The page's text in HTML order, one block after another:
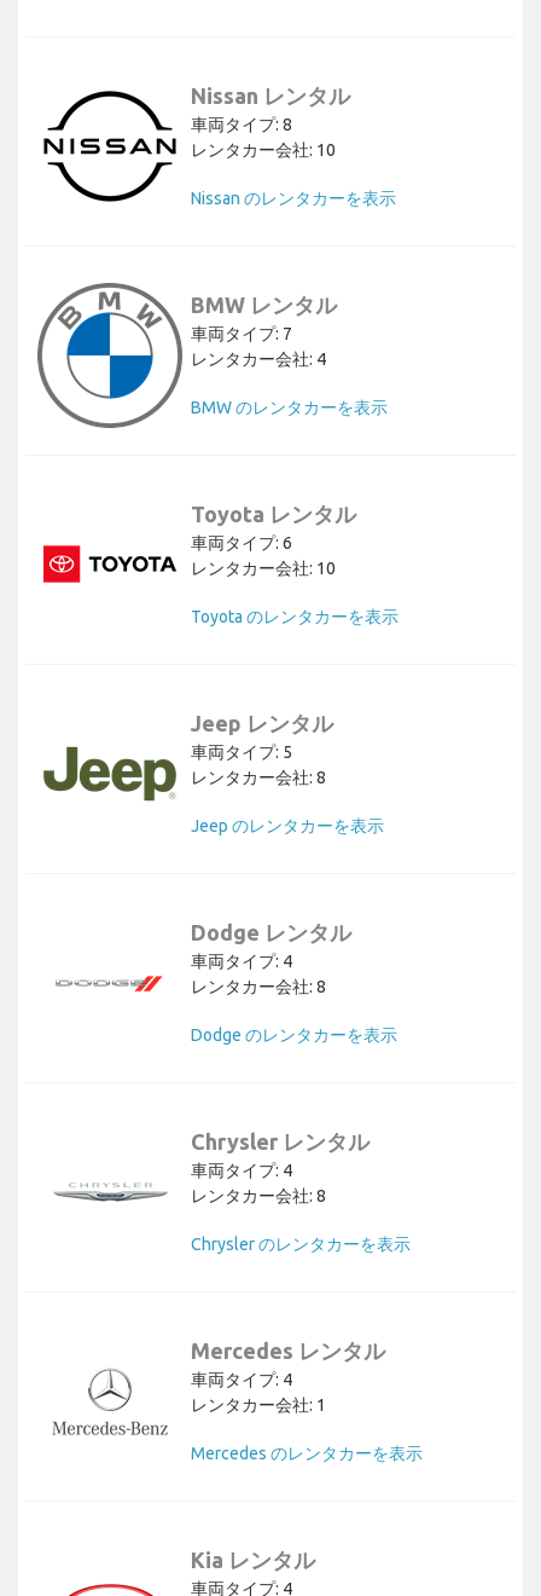
Nissan レンタル
車両タイプ: 8
レンタカー会社: 10
Nissan のレンタカーを表示
BMW レンタル
車両タイプ: 7
レンタカー会社: 4
BMW のレンタカーを表示
Toyota レンタル
車両タイプ: 6
レンタカー会社: 10
Toyota のレンタカーを表示
Jeep レンタル
車両タイプ: 5
レンタカー会社: 8
Jeep のレンタカーを表示
Dodge レンタル
車両タイプ: 4
レンタカー会社: 8
Dodge のレンタカーを表示
Chrysler レンタル
車両タイプ: 4
レンタカー会社: 8
Chrysler のレンタカーを表示
Mercedes レンタル
車両タイプ: 4
レンタカー会社: 1
Mercedes のレンタカーを表示
Kia レンタル
車両タイプ: 4